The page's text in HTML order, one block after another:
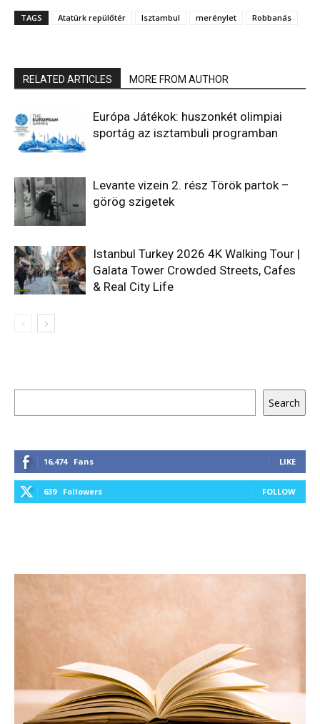
TAGS Atatürk repülőtér Isztambul merénylet Robbanás
RELATED ARTICLES MORE FROM AUTHOR
Európa Játékok: huszonkét olimpiai
sportág az isztambuli programban
Levante vizein 2. rész Török partok –
görög szigetek
Istanbul Turkey 2026 4K Walking Tour |
Galata Tower Crowded Streets, Cafes
& Real City Life
Search
16,474 Fans LIKE
639 Followers FOLLOW